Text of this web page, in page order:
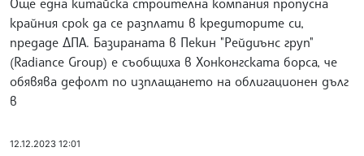
крайния срок да се разплати в кредиторите си,
предаде ДПА. Базираната в Пекин "Рейдиънс груп"
(Radiance Group) е съобщиха в Хонконгската борса, че
обявява дефолт по изплащането на облигационен дълг
в
12.12.2023 12:01